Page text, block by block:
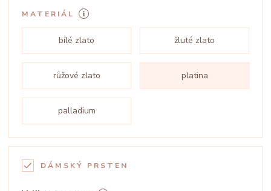
MATERIÁL
bílé zlato žluté zlato
růžové zlato platina
palladium
DÁMSKÝ PRSTEN